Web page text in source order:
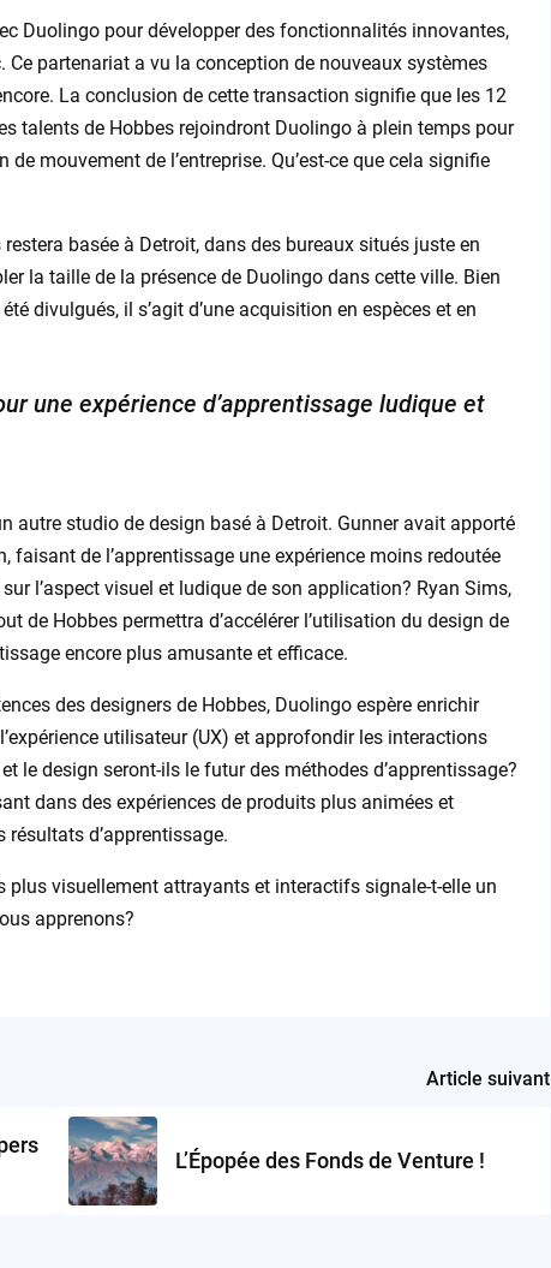
Duolingo pour développer des fonctionnalités innovantes,
partenariat a vu la conception de nouveaux systèmes
La conclusion de cette transaction signifie que les 12
talents de Hobbes rejoindront Duolingo à plein temps pour
mouvement de l’entreprise. Qu’est-ce que cela signifie
basée à Detroit, dans des bureaux situés juste en
la taille de la présence de Duolingo dans cette ville. Bien
divulgués, il s’agit d’une acquisition en espèces et en
une expérience d’apprentissage ludique et
autre studio de design basé à Detroit. Gunner avait apporté
faisant de l’apprentissage une expérience moins redoutée
l’aspect visuel et ludique de son application? Ryan Sims,
de Hobbes permettra d’accélérer l’utilisation du design de
encore plus amusante et efficace.
des designers de Hobbes, Duolingo espère enrichir
utilisateur (UX) et approfondir les interactions
le design seront-ils le futur des méthodes d’apprentissage?
dans des expériences de produits plus animées et
résultats d’apprentissage.
visuellement attrayants et interactifs signale-t-elle un
apprenons?
Article suivant
L’Épopée des Fonds de Venture !